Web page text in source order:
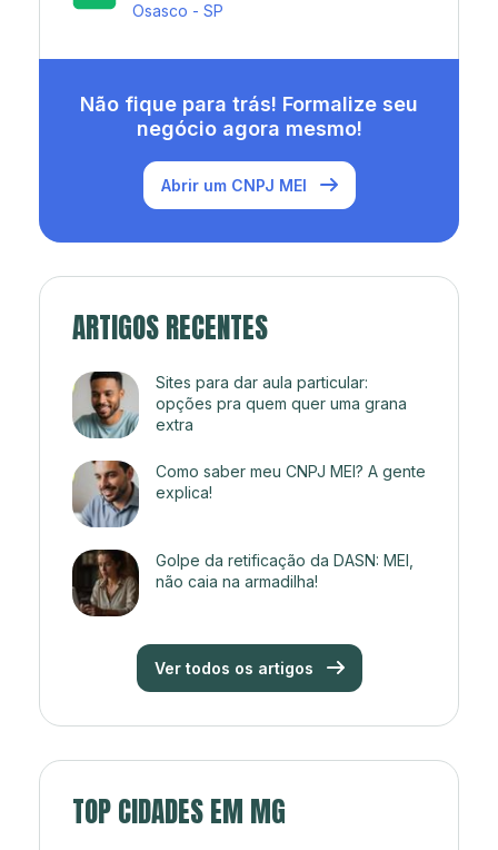
Rio de Janeiro - RJ
Não fique para trás! Formalize seu
negócio agora mesmo!
Abrir um CNPJ MEI
ARTIGOS RECENTES
Sites para dar aula particular:
opções pra quem quer uma grana
extra
Como saber meu CNPJ MEI? A gente
explica!
Golpe da retificação da DASN: MEI,
não caia na armadilha!
Ver todos os artigos
TOP CIDADES EM MG